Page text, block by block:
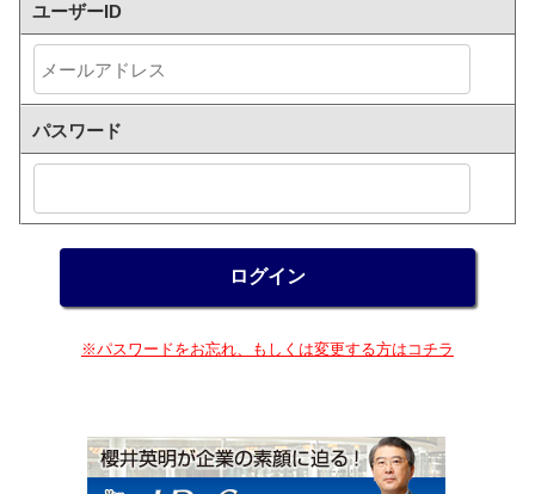
ユーザーID
パスワード
※パスワードをお忘れ、もしくは変更する方はコチラ